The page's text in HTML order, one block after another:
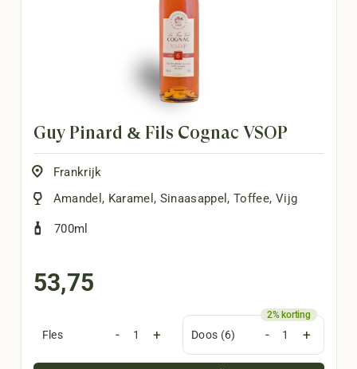
Guy Pinard & Fils Cognac VSOP
Frankrijk
Amandel , Karamel , Sinaasappel ,Toffee, Vijg
700ml
53,75
Fles - + Doos (6) - +